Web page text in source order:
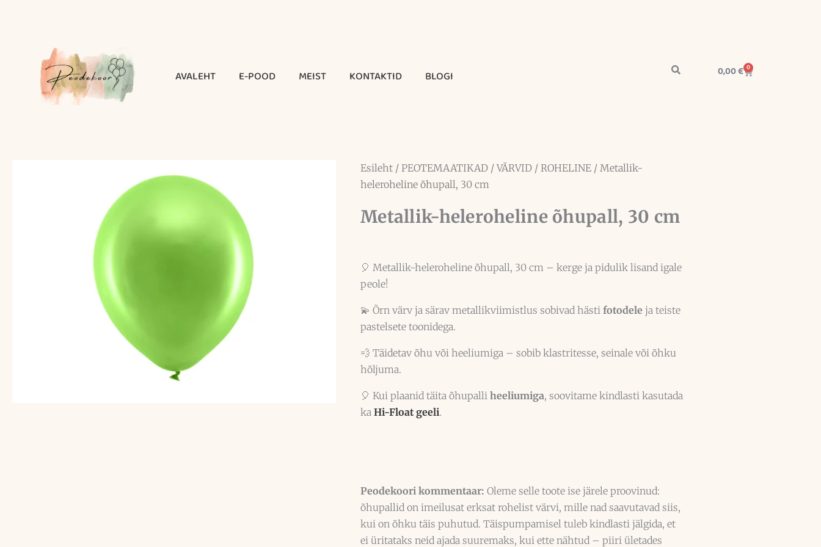
AVALEHT E-POOD MEIST KONTAKTID BLOGI 0,00€ 0
Cart
Esileht / PEOTEMAATIKAD /VÄRVID / ROHELINE / Metallik-
heleroheline õhupall, 30 cm
Metallik-heleroheline õhupall, 30 cm
🎈 Metallik-heleroheline õhupall, 30 cm – kerge ja pidulik lisand igale
peole!
💫 Õrn värv ja särav metallikviimistlus sobivad hästi fotodele ja teiste
pastelsete toonidega.
💨 Täidetav õhu või heeliumiga – sobib klastritesse, seinale või õhku
hõljuma.
🎈 Kui plaanid täita õhupalli heeliumiga, soovitame kindlasti kasutada
ka Hi-Float geeli.
Peodekoori kommentaar: Oleme selle toote ise järele proovinud:
õhupallid on imeilusat erksat rohelist värvi, mille nad saavutavad siis,
kui on õhku täis puhutud. Täispumpamisel tuleb kindlasti jälgida, et
ei üritataks neid ajada suuremaks, kui ette nähtud – piiri ületades